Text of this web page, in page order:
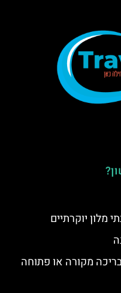
מקורה או פתוחה